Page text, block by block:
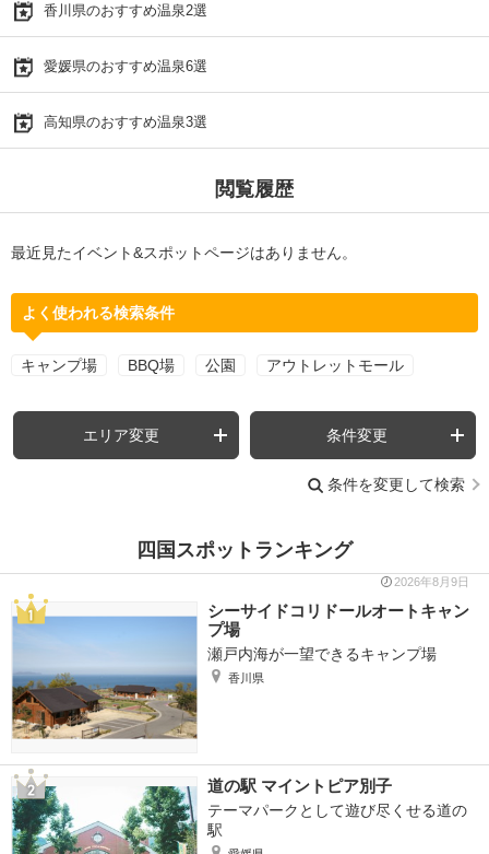
香川県のおすすめ温泉2選
愛媛県のおすすめ温泉6選
高知県のおすすめ温泉3選
閲覧履歴
最近見たイベント&スポットページはありません。
よく使われる検索条件
キャンプ場 BBQ場 公園 アウトレットモール
エリア変更 条件変更
条件を変更して検索
四国スポットランキング
2026年8月9日
シーサイドコリドールオートキャン
プ場
瀬戸内海が一望できるキャンプ場
香川県
道の駅 マイントピア別子
テーマパークとして遊び尽くせる道の
駅